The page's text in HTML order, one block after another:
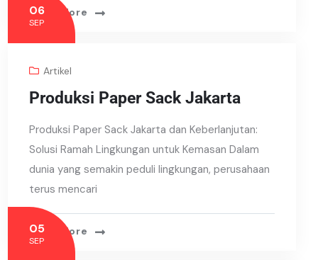
Read More
06
SEP
Artikel
Produksi Paper Sack Jakarta
Produksi Paper Sack Jakarta dan Keberlanjutan:
Solusi Ramah Lingkungan untuk Kemasan Dalam
dunia yang semakin peduli lingkungan, perusahaan
terus mencari
Read More
05
SEP